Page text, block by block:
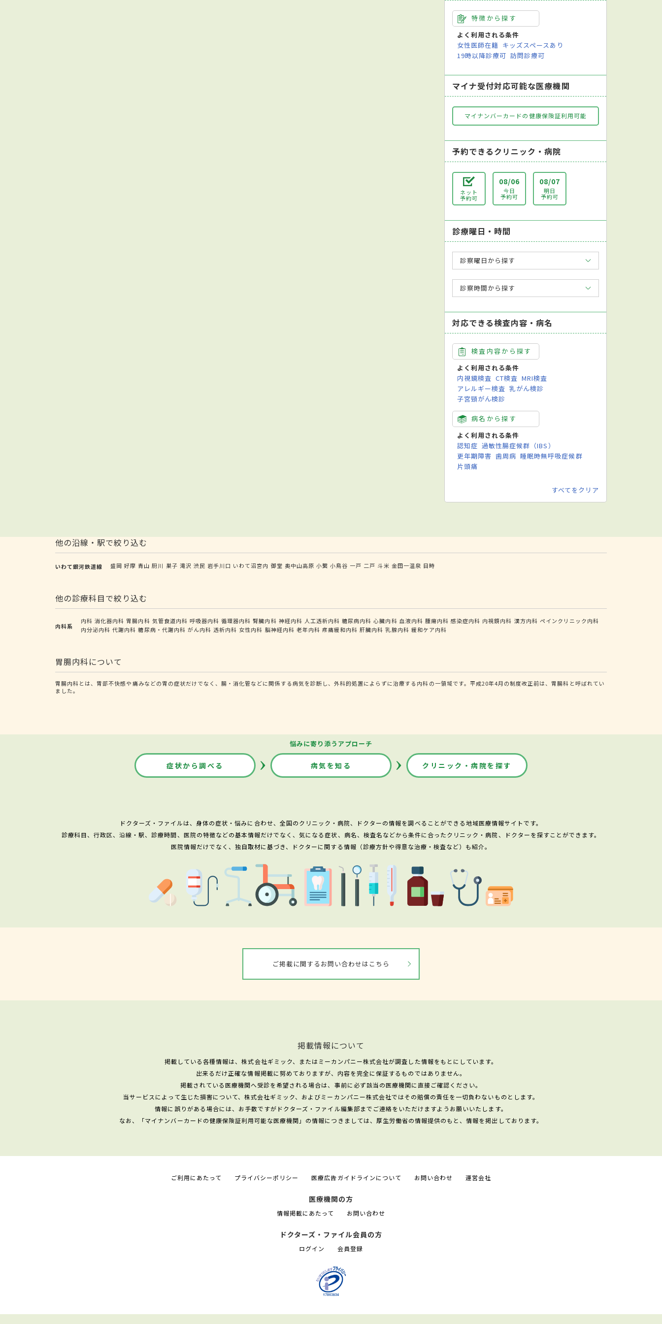
特徴から探す
よく利用される条件
女性医師在籍 キッズスペースあり
19時以降診療可 訪問診療可
マイナ受付対応可能な医療機関
マイナンバーカードの健康保険証利用可能
予約できるクリニック・病院
ネット
予約可
08/06
今日
予約可
08/07
明日
予約可
診療曜日・時間
診察曜日から探す
診察時間から探す
対応できる検査内容・病名
検査内容から探す
よく利用される条件
内視鏡検査 CT検査 MRI検査
アレルギー検査 乳がん検診
子宮頸がん検診
病名から探す
よく利用される条件
認知症 過敏性腸症候群（IBS）
更年期障害 歯周病 睡眠時無呼吸症候群
片頭痛
すべてをクリア
他の沿線・駅で絞り込む
いわて銀河鉄道線 盛岡 好摩 青山 厨川 巣子 滝沢 渋民 岩手川口 いわて沼宮内 御堂 奥中山高原 小繋 小鳥谷 一戸 二戸 斗米 金田一温泉 目時
他の診療科目で絞り込む
内科系
内科 消化器内科 胃腸内科 気管食道内科 呼吸器内科 循環器内科 腎臓内科 神経内科 人工透析内科 糖尿病内科 心臓内科 血液内科 腫瘍内科 感染症内科 内視鏡内科 漢方内科 ペインクリニック内科
内分泌内科 代謝内科 糖尿病・代謝内科 がん内科 透析内科 女性内科 脳神経内科 老年内科 疼痛緩和内科 肝臓内科 乳腺内科 緩和ケア内科
胃腸内科について
胃腸内科とは、胃部不快感や痛みなどの胃の症状だけでなく、腸・消化管などに関係する病気を診断し、外科的処置によらずに治療する内科の一領域です。平成20年4月の制度改正前は、胃腸科と呼ばれてい
ました。
悩みに寄り添うアプローチ
症状から調べる 病気を知る クリニック・病院を探す
ドクターズ・ファイルは、身体の症状・悩みに合わせ、全国のクリニック・病院、ドクターの情報を調べることができる地域医療情報サイトです。
診療科目、行政区、沿線・駅、診療時間、医院の特徴などの基本情報だけでなく、気になる症状、病名、検査名などから条件に合ったクリニック・病院、ドクターを探すことができます。
医院情報だけでなく、独自取材に基づき、ドクターに関する情報（診療方針や得意な治療・検査など）も紹介。
ご掲載に関するお問い合わせはこちら
掲載情報について
掲載している各種情報は、株式会社ギミック、またはミーカンパニー株式会社が調査した情報をもとにしています。
出来るだけ正確な情報掲載に努めておりますが、内容を完全に保証するものではありません。
掲載されている医療機関へ受診を希望される場合は、事前に必ず該当の医療機関に直接ご確認ください。
当サービスによって生じた損害について、株式会社ギミック、およびミーカンパニー株式会社ではその賠償の責任を一切負わないものとします。
情報に誤りがある場合には、お手数ですがドクターズ・ファイル編集部までご連絡をいただけますようお願いいたします。
なお、「マイナンバーカードの健康保険証利用可能な医療機関」の情報につきましては、厚生労働省の情報提供のもと、情報を掲出しております。
ご利用にあたって プライバシーポリシー 医療広告ガイドラインについて お問い合わせ 運営会社
医療機関の方
情報掲載にあたって お問い合わせ
ドクターズ・ファイル会員の方
ログイン 会員登録